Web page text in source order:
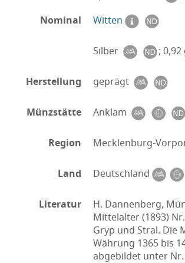
Nominal
Witten
Silber ;
Herstellung geprägt
Münzstätte Anklam
Region Mecklenburg-
Land Deutschland
Literatur
H. Dannenberg,
Mittelalter (1893)
Gryp und Stral. Die
Währung 1365 bis
abgebildet unter Nr.